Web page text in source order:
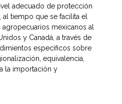
adecuado de protección
al tiempo que se facilita el
mexicanos al
y Canadá, a través de
específicos sobre
equivalencia,
la importación y